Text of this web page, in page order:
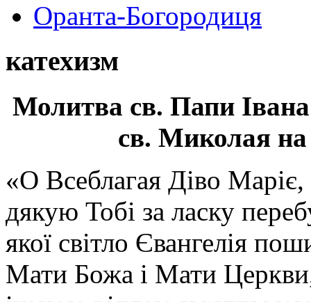
Оранта-Богородиця
катехизм
Молитва св. Папи
св. Миколая на
«О Всеблагая Діво
дякую Тобі за ласку
якої світло Євангелія
Мати Божа і Мати